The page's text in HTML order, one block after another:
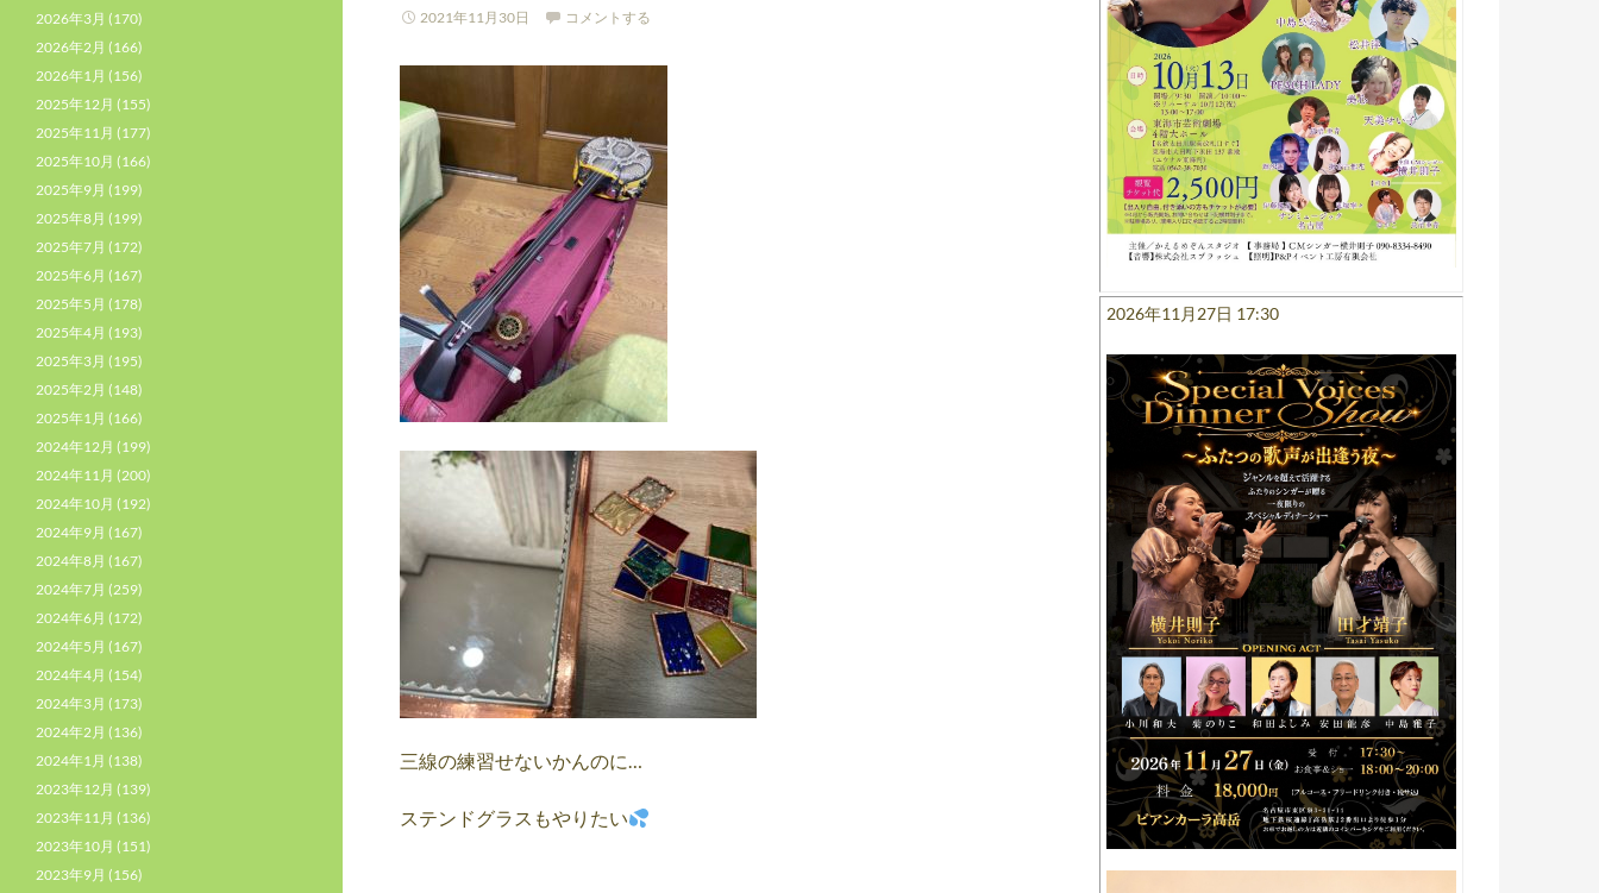
2021年11月30日 コメントする
三線の練習せないかんのに…
ステンドグラスもやりたい
2026年11月27日 17:30
2026年3月 (170)
2026年2月 (166)
2026年1月 (156)
2025年12月 (155)
2025年11月 (177)
2025年10月 (166)
2025年9月 (199)
2025年8月 (199)
2025年7月 (172)
2025年6月 (167)
2025年5月 (178)
2025年4月 (193)
2025年3月 (195)
2025年2月 (148)
2025年1月 (166)
2024年12月 (199)
2024年11月 (200)
2024年10月 (192)
2024年9月 (167)
2024年8月 (167)
2024年7月 (259)
2024年6月 (172)
2024年5月 (167)
2024年4月 (154)
2024年3月 (173)
2024年2月 (136)
2024年1月 (138)
2023年12月 (139)
2023年11月 (136)
2023年10月 (151)
2023年9月 (156)